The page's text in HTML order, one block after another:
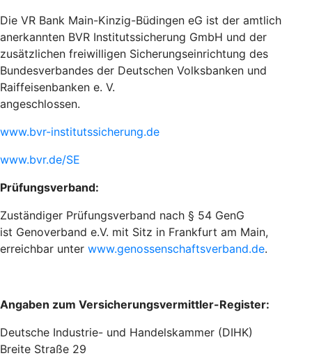
Die VR Bank Main-Kinzig-Büdingen eG ist der amtlich
anerkannten BVR Institutssicherung GmbH und der
zusätzlichen freiwilligen Sicherungseinrichtung des
Bundesverbandes der Deutschen Volksbanken und
Raiffeisenbanken e. V.
angeschlossen.
www.bvr-institutssicherung.de
www.bvr.de/SE
Prüfungsverband:
Zuständiger Prüfungsverband nach § 54 GenG
ist Genoverband e.V. mit Sitz in Frankfurt am Main,
erreichbar unter www.genossenschaftsverband.de.
Angaben zum Versicherungsvermittler-Register:
Deutsche Industrie- und Handelskammer (DIHK)
Breite Straße 29